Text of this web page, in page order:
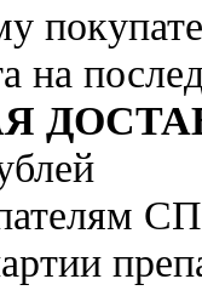
на